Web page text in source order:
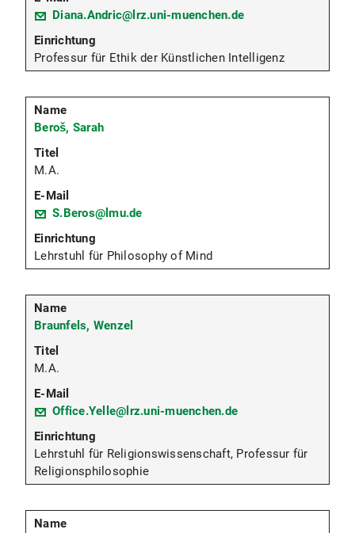
Diana.Andric@lrz.uni-muenchen.de
Professur für Ethik der Künstlichen Intelligenz
Beroš, Sarah
M.A.
S.Beros@lmu.de
Lehrstuhl für Philosophy of Mind
Braunfels, Wenzel
M.A.
Office.Yelle@lrz.uni-muenchen.de
Lehrstuhl für Religionswissenschaft, Professur für
Religionsphilosophie